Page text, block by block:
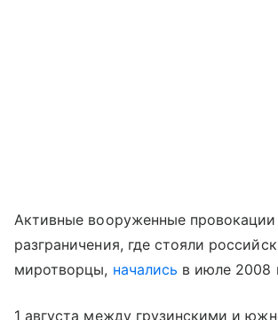
Активные вооруженные
разграничения, где стояли
миротворцы, начались в июле 2008
1 августа между грузинскими и